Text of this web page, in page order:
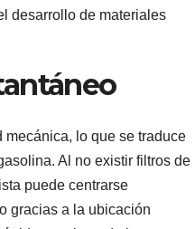
desarrollo de materiales
lo que se traduce
Al no existir filtros de
puede centrarse
gracias a la ubicación